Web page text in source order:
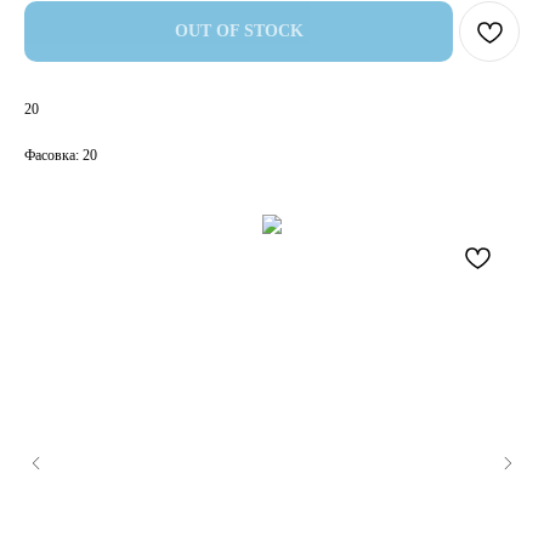
OUT OF STOCK
20
Фасовка: 20